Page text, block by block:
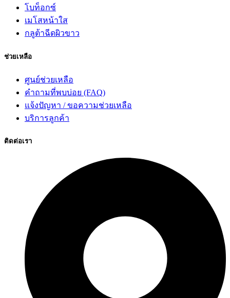
โบท็อกซ์
เมโสหน้าใส
กลูต้าฉีดผิวขาว
ช่วยเหลือ
ศูนย์ช่วยเหลือ
คำถามที่พบบ่อย (FAQ)
แจ้งปัญหา / ขอความช่วยเหลือ
บริการลูกค้า
ติดต่อเรา